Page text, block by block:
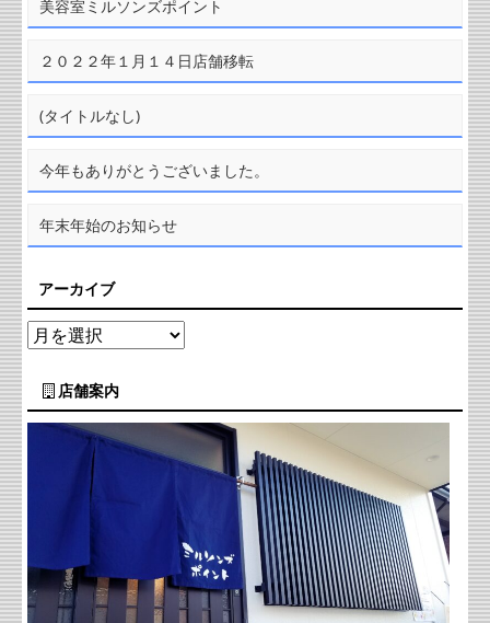
美容室ミルソンズポイント
２０２２年１月１４日店舗移転
(タイトルなし)
今年もありがとうございました。
年末年始のお知らせ
アーカイブ
店舗案内